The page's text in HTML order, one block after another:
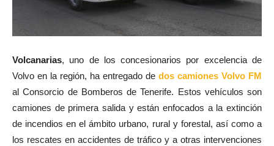
Volcanarias, uno de los concesionarios por excelencia de
Volvo en la región, ha entregado de dos camiones Volvo FM
al Consorcio de Bomberos de Tenerife. Estos vehículos son
camiones de primera salida y están enfocados a la extinción
de incendios en el ámbito urbano, rural y forestal, así como a
los rescates en accidentes de tráfico y a otras intervenciones